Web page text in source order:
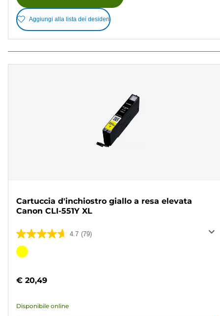
Aggiungi alla lista dei desideri
Cartuccia d'inchiostro giallo a resa elevata
Canon CLI-551Y XL
4.7 (79)
4.7
su
79
Cartuccia
€ 20,49
Disponibile online